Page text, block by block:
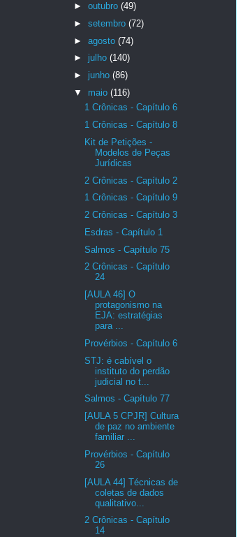
► outubro (49)
► setembro (72)
► agosto (74)
► julho (140)
► junho (86)
▼ maio (116)
1 Crônicas - Capítulo 6
1 Crônicas - Capítulo 8
Kit de Petições -
Modelos de Peças
Jurídicas
2 Crônicas - Capítulo 2
1 Crônicas - Capítulo 9
2 Crônicas - Capítulo 3
Esdras - Capítulo 1
Salmos - Capítulo 75
2 Crônicas - Capítulo
24
[AULA 46] O
protagonismo na
EJA: estratégias
para ...
Provérbios - Capítulo 6
STJ: é cabível o
instituto do perdão
judicial no t...
Salmos - Capítulo 77
[AULA 5 CPJR] Cultura
de paz no ambiente
familiar ...
Provérbios - Capítulo
26
[AULA 44] Técnicas de
coletas de dados
qualitativo...
2 Crônicas - Capítulo
14